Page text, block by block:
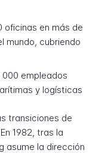
oficinas en más de
mundo, cubriendo
empleados
y logísticas
transiciones de
1982, tras la
asume la dirección